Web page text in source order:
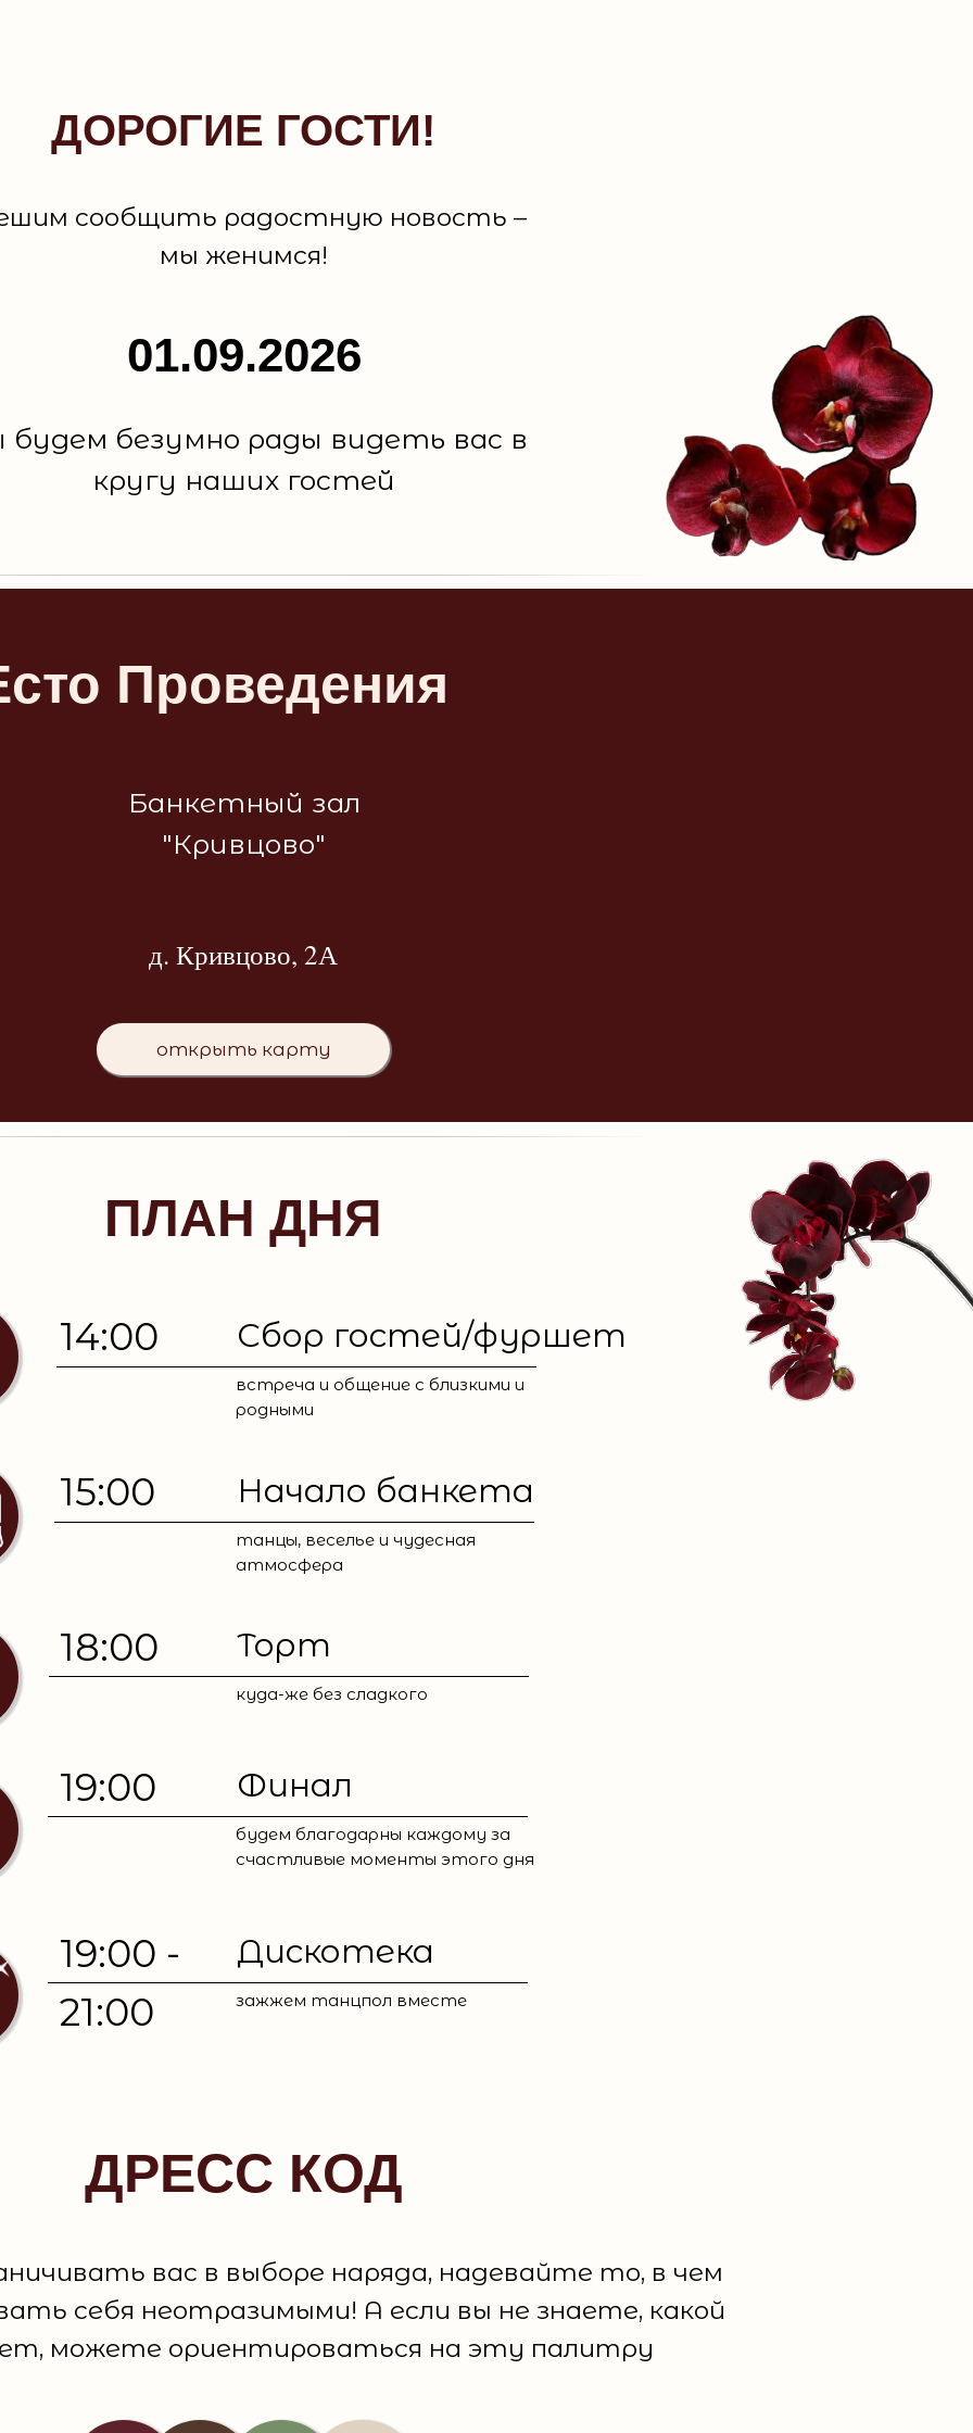
01.09.2026
ДОРОГИЕ ГОСТИ!
безумно рады видеть вас в
кругу наших гостей
сообщить радостную новость –
мы женимся!
открыть карту
Проведения
Банкетный зал
"Кривцово"
д. Кривцово, 2А
ПЛАН ДНЯ
14:00 Сбор гостей/фуршет
встреча и общение с близкими и
родными
15:00 Начало банкета
танцы, веселье и чудесная
атмосфера
18:00 Торт
куда-же без сладкого
19:00 Финал
будем благодарны каждому за
счастливые моменты этого дня
19:00 -
21:00
Дискотека
зажжем танцпол вместе
ДРЕСС КОД
вас в выборе наряда, надевайте то, в чем
себя неотразимыми! А если вы не знаете, какой
можете ориентироваться на эту палитру